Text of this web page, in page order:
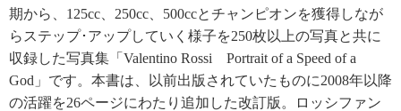
期から、125cc、250cc、500ccとチャンピオンを獲得しなが
らステップ･アップしていく様子を250枚以上の写真と共に
収録した写真集「Valentino Rossi Portrait of a Speed of a
God」です。本書は、以前出版されていたものに2008年以降
の活躍を26ページにわたり追加した改訂版。ロッシファン